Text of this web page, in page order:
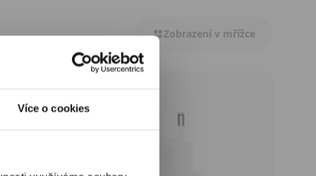
Více o cookies
Zobrazení v mřížce